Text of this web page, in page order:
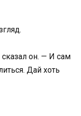
он. — И сам
Дай хоть